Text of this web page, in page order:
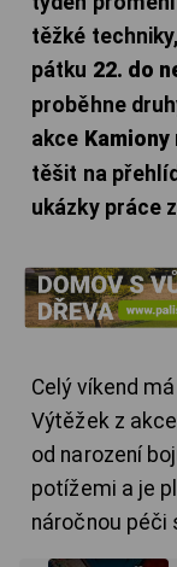
těžké
pátku 22. do
proběhne
akce Kamiony
těšit na
ukázky práce
Celý víkend
Výtěžek z
od narození
potížemi a je
náročnou péči